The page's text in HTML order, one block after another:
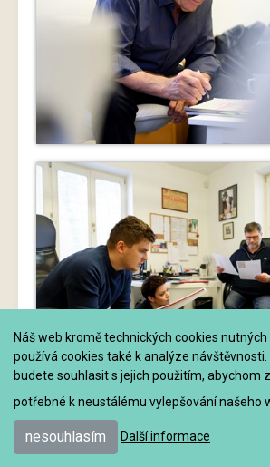
Náš web kromě technických cookies
používá cookies také k analýze
budete souhlasit s jejich použitím, abychom
potřebné k neustálému vylepšování našeho
nesouhlasím
Další informace